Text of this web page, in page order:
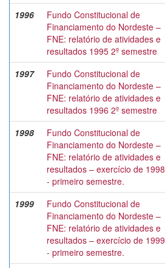
1996
Fundo Constitucional de
Financiamento do Nordeste –
FNE: relatório de atividades e
resultados 1995 2º semestre
1997
Fundo Constitucional de
Financiamento do Nordeste –
FNE: relatório de atividades e
resultados 1996 2º semestre
1998
Fundo Constitucional de
Financiamento do Nordeste –
FNE: relatório de atividades e
resultados – exercício de 1998
- primeiro semestre.
1999
Fundo Constitucional de
Financiamento do Nordeste –
FNE: relatório de atividades e
resultados – exercício de 1999
- primeiro semestre.